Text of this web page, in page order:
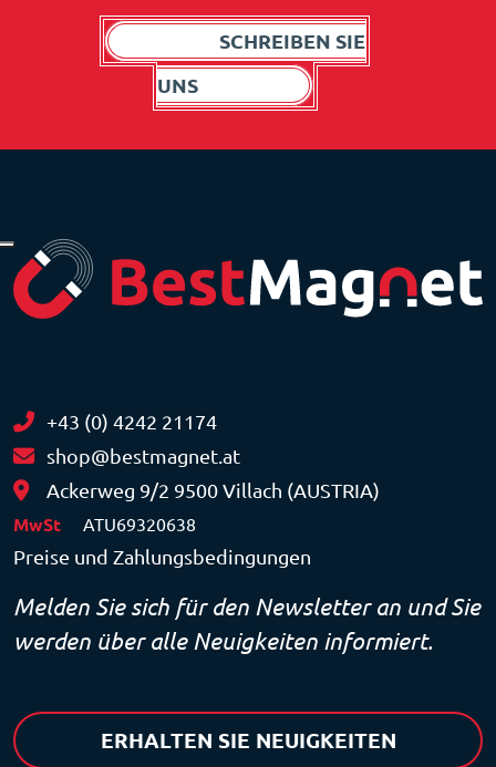
SCHREIBEN SIE
UNS
+43 (0) 4242 21174
shop@bestmagnet.at
Ackerweg 9/2 9500 Villach (AUSTRIA)
MwSt ATU69320638
Preise und Zahlungsbedingungen
Melden Sie sich für den Newsletter an und Sie
werden über alle Neuigkeiten informiert.
ERHALTEN SIE NEUIGKEITEN